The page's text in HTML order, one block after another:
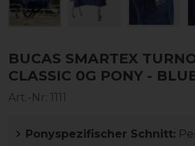
BUCAS SMARTEX
CLASSIC 0G PONY -
Art.-Nr: 1111
Ponyspezifischer Schnitt: